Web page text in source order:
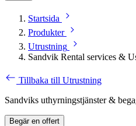
Startsida
Produkter
Utrustning
Sandvik Rental services &
Tillbaka till Utrustning
Sandviks uthyrningstjänster &
Begär en offert